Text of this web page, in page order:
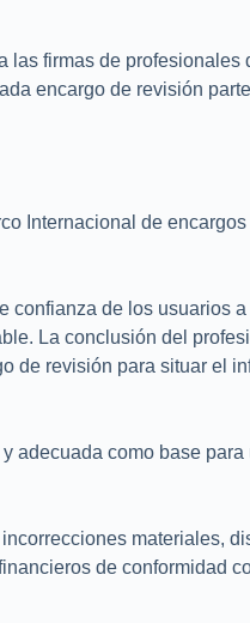
firmas de
encargo de revisión
Internacional de
confianza de los usuarios
La conclusión del
de revisión para situar el
adecuada como base
materiales,
de conformidad